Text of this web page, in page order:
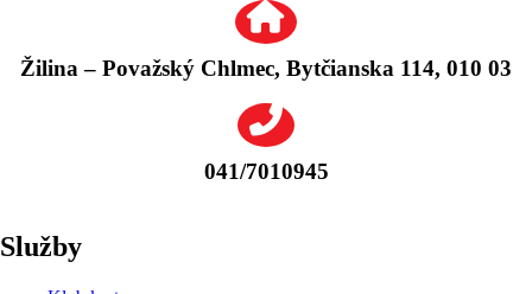
Žilina – Považský Chlmec, Bytčianska 114, 010 03
041/7010945
Služby